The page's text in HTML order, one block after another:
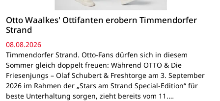
Otto Waalkes' Ottifanten erobern Timmendorfer
Strand
08.08.2026
Timmendorfer Strand. Otto-Fans dürfen sich in diesem
Sommer gleich doppelt freuen: Während OTTO & Die
Friesenjungs – Olaf Schubert & Freshtorge am 3. September
2026 im Rahmen der „Stars am Strand Special-Edition“ für
beste Unterhaltung sorgen, zieht bereits vom 11.…